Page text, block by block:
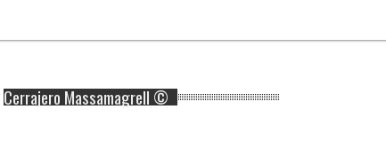
Cerrajero Massamagrell ©